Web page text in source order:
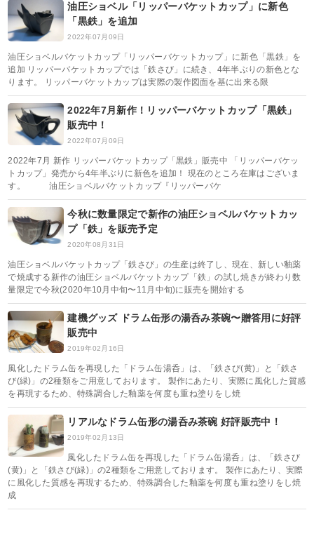
油圧ショベル「リッパーバケットカップ」に新色
「黒鉄」を追加
2022年07月09日
油圧ショベルバケットカップ「リッパーバケットカップ」に新色「黒鉄」を
追加 リッパーバケットカップでは「鉄さび」に続き、4年半ぶりの新色とな
ります。 リッパーバケットカップは実際の製作図面を基に出来る限
2022年7月新作！リッパーバケットカップ「黒鉄」
販売中！
2022年07月09日
2022年7月 新作 リッパーバケットカップ「黒鉄」販売中 「リッパーバケッ
トカップ」発売から4年半ぶりに新色を追加！ 現在のところ在庫はございま
す。 油圧ショベルバケットカップ『リッパーバケ
今秋に数量限定で新作の油圧ショベルバケットカッ
プ「鉄」を販売予定
2020年08月31日
油圧ショベルバケットカップ「鉄さび」の生産は終了し、現在、新しい釉薬
で焼成する新作の油圧ショベルバケットカップ「鉄」の試し焼きが終わり数
量限定で今秋(2020年10月中旬〜11月中旬)に販売を開始する
建機グッズ ドラム缶形の湯呑み茶碗〜贈答用に好評
販売中
2019年02月16日
風化したドラム缶を再現した「ドラム缶湯呑」は、「鉄さび(黄)」と「鉄さ
び(緑)」の2種類をご用意しております。 製作にあたり、実際に風化した質感
を再現するため、特殊調合した釉薬を何度も重ね塗りをし焼
リアルなドラム缶形の湯呑み茶碗 好評販売中！
2019年02月13日
風化したドラム缶を再現した「ドラム缶湯呑」は、「鉄さび
(黄)」と「鉄さび(緑)」の2種類をご用意しております。 製作にあたり、実際
に風化した質感を再現するため、特殊調合した釉薬を何度も重ね塗りをし焼
成